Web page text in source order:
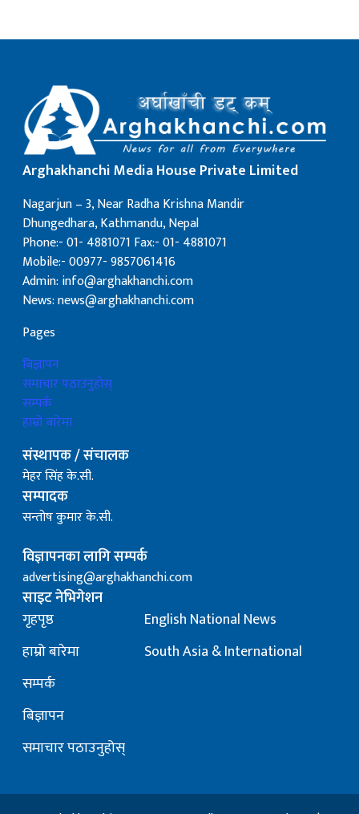
Arghakhanchi Media House Private Limited
Nagarjun – 3, Near Radha Krishna Mandir
Dhungedhara, Kathmandu, Nepal
Phone:- 01- 4881071 Fax:- 01- 4881071
Mobile:- 00977- 9857061416
Admin: info@arghakhanchi.com
News: news@arghakhanchi.com
Pages
बिज्ञापन
समाचार पठाउनुहोस्
सम्पर्क
हाम्रो बारेमा
संस्थापक / संचालक
मेहर सिंह के.सी.
सम्पादक
सन्तोष कुमार के.सी.
विज्ञापनका लागि सम्पर्क
advertising@arghakhanchi.com
साइट नेभिगेशन
गृहपृष्ठ
हाम्रो बारेमा
सम्पर्क
बिज्ञापन
समाचार पठाउनुहोस्
English National News
South Asia & International